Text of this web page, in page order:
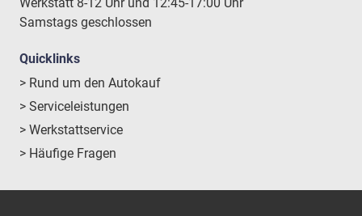
Werkstatt 8-12 Uhr und 12:45-17:00 Uhr
Samstags geschlossen
Quicklinks
> Rund um den Autokauf
> Serviceleistungen
> Werkstattservice
> Häufige Fragen